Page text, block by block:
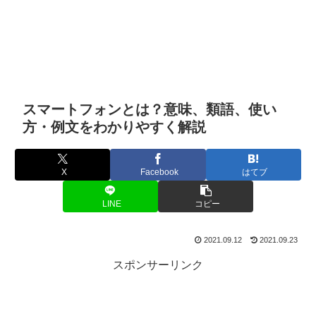
スマートフォンとは？意味、類語、使い
方・例文をわかりやすく解説
X Facebook はてブ
LINE コピー
2021.09.12 2021.09.23
スポンサーリンク